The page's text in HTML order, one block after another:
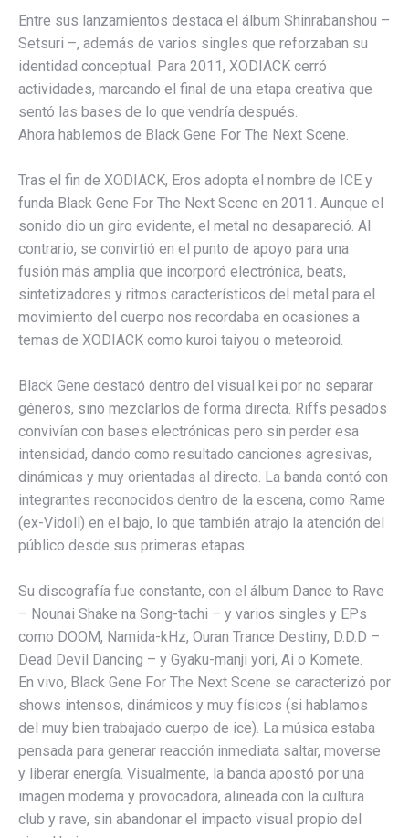
Entre sus lanzamientos destaca el álbum Shinrabanshou –
Setsuri –, además de varios singles que reforzaban su
identidad conceptual. Para 2011, XODIACK cerró
actividades, marcando el final de una etapa creativa que
sentó las bases de lo que vendría después.
Ahora hablemos de Black Gene For The Next Scene.
Tras el fin de XODIACK, Eros adopta el nombre de ICE y
funda Black Gene For The Next Scene en 2011. Aunque el
sonido dio un giro evidente, el metal no desapareció. Al
contrario, se convirtió en el punto de apoyo para una
fusión más amplia que incorporó electrónica, beats,
sintetizadores y ritmos característicos del metal para el
movimiento del cuerpo nos recordaba en ocasiones a
temas de XODIACK como kuroi taiyou o meteoroid.
Black Gene destacó dentro del visual kei por no separar
géneros, sino mezclarlos de forma directa. Riffs pesados
convivían con bases electrónicas pero sin perder esa
intensidad, dando como resultado canciones agresivas,
dinámicas y muy orientadas al directo. La banda contó con
integrantes reconocidos dentro de la escena, como Rame
(ex-Vidoll) en el bajo, lo que también atrajo la atención del
público desde sus primeras etapas.
Su discografía fue constante, con el álbum Dance to Rave
– Nounai Shake na Song-tachi – y varios singles y EPs
como DOOM, Namida-kHz, Ouran Trance Destiny, D.D.D –
Dead Devil Dancing – y Gyaku-manji yori, Ai o Komete.
En vivo, Black Gene For The Next Scene se caracterizó por
shows intensos, dinámicos y muy físicos (si hablamos
del muy bien trabajado cuerpo de ice). La música estaba
pensada para generar reacción inmediata saltar, moverse
y liberar energía. Visualmente, la banda apostó por una
imagen moderna y provocadora, alineada con la cultura
club y rave, sin abandonar el impacto visual propio del